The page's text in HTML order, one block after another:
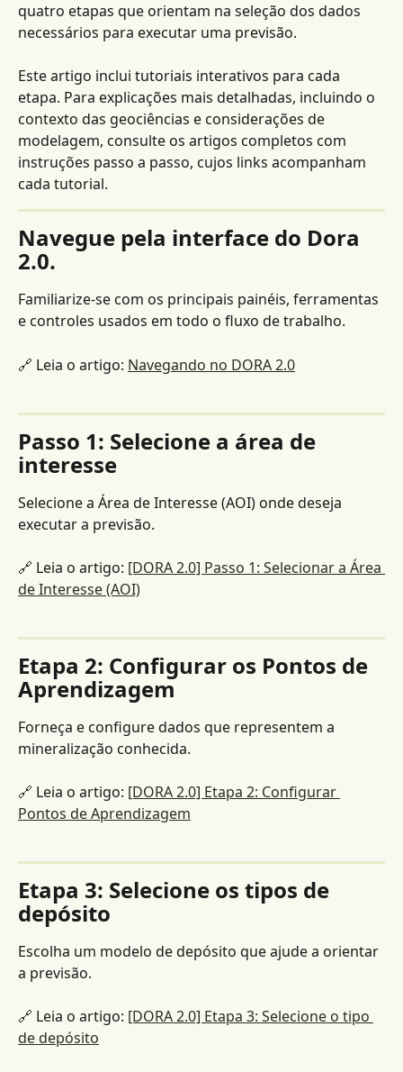
quatro etapas que orientam na seleção dos dados
necessários para executar uma previsão.
Este artigo inclui tutoriais interativos para cada
etapa. Para explicações mais detalhadas, incluindo o
contexto das geociências e considerações de
modelagem, consulte os artigos completos com
instruções passo a passo, cujos links acompanham
cada tutorial.
Navegue pela interface do Dora
2.0.
Familiarize-se com os principais painéis, ferramentas
e controles usados ​​em todo o fluxo de trabalho.
🔗 Leia o artigo: Navegando no DORA 2.0
Passo 1: Selecione a área de
interesse
Selecione a Área de Interesse (AOI) onde deseja
executar a previsão.
🔗 Leia o artigo: [DORA 2.0] Passo 1: Selecionar a Área
de Interesse (AOI)
Etapa 2: Configurar os Pontos de
Aprendizagem
Forneça e configure dados que representem a
mineralização conhecida.
🔗 Leia o artigo: [DORA 2.0] Etapa 2: Configurar
Pontos de Aprendizagem
Etapa 3: Selecione os tipos de
depósito
Escolha um modelo de depósito que ajude a orientar
a previsão.
🔗 Leia o artigo: [DORA 2.0] Etapa 3: Selecione o tipo
de depósito